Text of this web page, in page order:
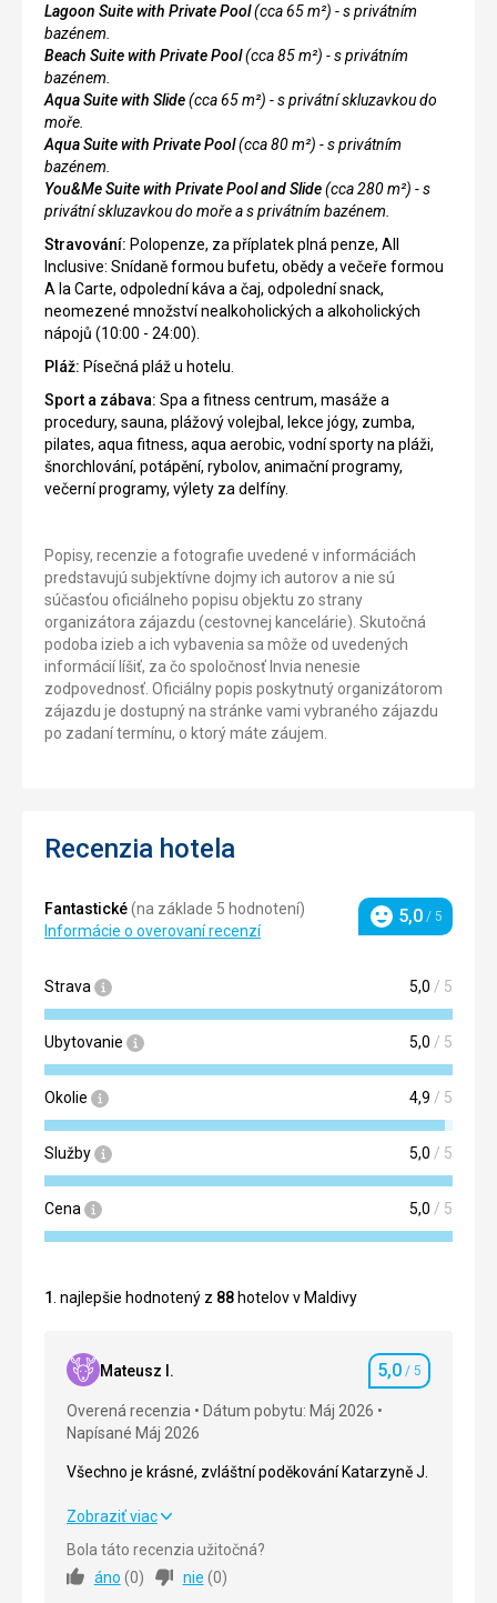
Lagoon Suite with Private Pool(cca 65 m²) - s privátním
bazénem.
Beach Suite with Private Pool(cca 85 m²) - s privátním
bazénem.
Aqua Suite with Slide(cca 65 m²) -s privátní skluzavkou do
moře.
Aqua Suite with Private Pool(cca 80 m²) -s privátním
bazénem.
You&Me Suite with Private Pool and Slide(cca 280 m²) - s
privátní skluzavkou do moře a s privátním bazénem.
Stravování: Polopenze, za příplatek plná penze, All
Inclusive: Snídaně formou bufetu, obědy a večeře formou
A la Carte, odpolední káva a čaj, odpolední snack,
neomezené množství nealkoholických a alkoholických
nápojů (10:00 - 24:00).
Pláž: Písečná pláž u hotelu.
Sport a zábava: Spa a fitness centrum, masáže a
procedury, sauna, plážový volejbal, lekce jógy, zumba,
pilates, aqua fitness, aqua aerobic, vodní sporty na pláži,
šnorchlování, potápění, rybolov, animační programy,
večerní programy, výlety za delfíny.
Popisy, recenzie a fotografie uvedené v informáciách
predstavujú subjektívne dojmy ich autorov a nie sú
súčasťou oficiálneho popisu objektu zo strany
organizátora zájazdu (cestovnej kancelárie). Skutočná
podoba izieb a ich vybavenia sa môže od uvedených
informácií líšiť, za čo spoločnosť Invia nenesie
zodpovednosť. Oficiálny popis poskytnutý organizátorom
zájazdu je dostupný na stránke vami vybraného zájazdu
po zadaní termínu, o ktorý máte záujem.
Recenzia hotela
Fantastické(na základe 5 hodnotení)
Informácie o overovaní recenzí
Hodnotenie
5,0 / 5
Strava 5,0 / 5
Ubytovanie 5,0 / 5
Okolie 4,9 / 5
Služby 5,0 / 5
Cena 5,0 / 5
1 . najlepšie hodnotený z 88 hotelov v Maldivy
Mateusz I. Hodnotenie
5,0 / 5
Overená recenzia
Dátum pobytu: Máj 2026
Napísané Máj 2026
Všechno je krásné, zvláštní poděkování Katarzyně J.
Všechno je krásné, zvláštní poděkování Katarzyně J.
Strava
Zobraziť viac
Bola táto recenzia užitočná?
áno (0) nie (0)